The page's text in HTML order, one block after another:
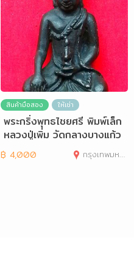
สินค้ามือสอง ให้เช่า
พระกริ่งพุทธไชยศรี พิมพ์เล็ก
หลวงปู่เพิ่ม วัดกลางบางแก้ว
฿ 4,000 กรุงเทพมหานคร